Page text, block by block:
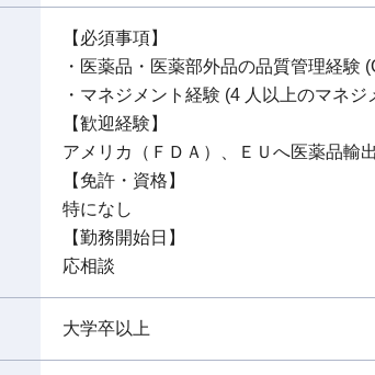
【必須事項】
・医薬品・医薬部外品の品質管理経験
・マネジメント経験 (4 人以上のマネ
【歓迎経験】
アメリカ（ＦＤＡ）、ＥＵへ医薬品輸
【免許・資格】
特になし
【勤務開始日】
応相談
大学卒以上